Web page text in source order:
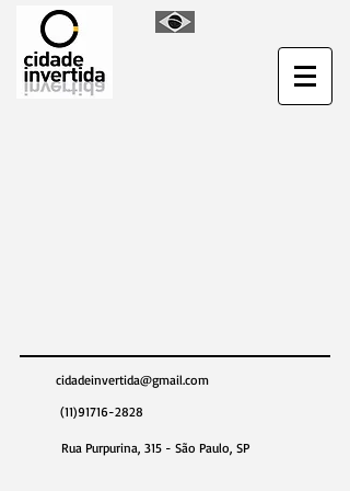
cidadeinvertida@gmail.com
(11)91716-2828
Rua Purpurina, 315 - São Paulo, SP